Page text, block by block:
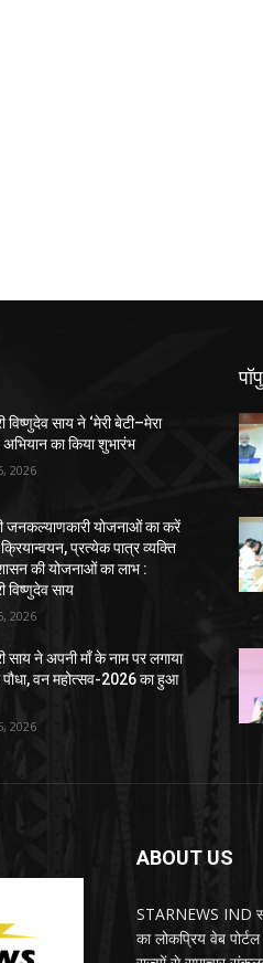
विष्णुदेव साय ने ‘मेरी बेटी–मेरा
अभियान का किया शुभारंभ
2026
जनकल्याणकारी योजनाओं का करें
प्रत्येक पात्र व्यक्ति
की योजनाओं का लाभ :
विष्णुदेव साय
2026
साय ने अपनी माँ के नाम पर लगाया
पौधा, वन महोत्सव-2026 का हुआ
2026
ABOUT US
STARNEWS IND
का लोकप्रिय वेब